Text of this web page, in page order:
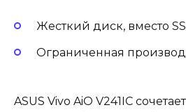
Жесткий диск, вместо
Ограниченная
ASUS Vivo AiO V241IC